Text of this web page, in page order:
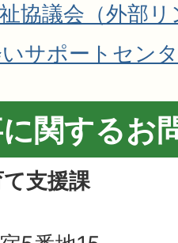
協議会（外部
サポートセン
関するお
支援課